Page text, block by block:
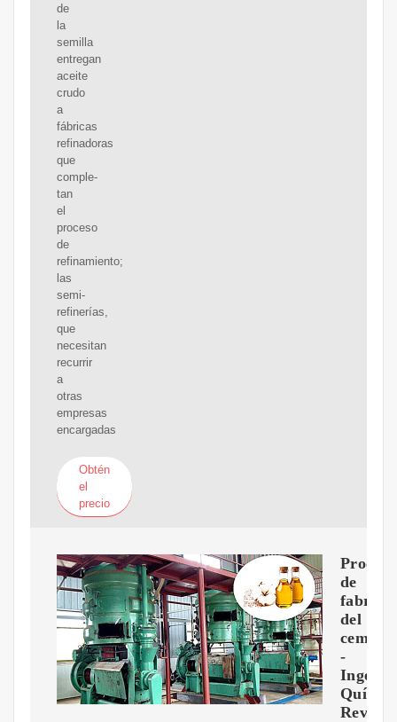
de
la
semilla
entregan
aceite
crudo
a
fábricas
refinadoras
que
comple-
tan
el
proceso
de
refinamiento;
las
semi-
refinerías,
que
necesitan
recurrir
a
otras
empresas
encargadas
Obtén
el
precio
Proceso
de
del
-